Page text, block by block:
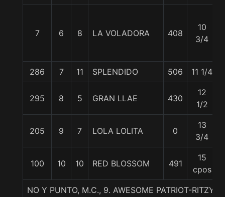
7 6 8 LA VOLADORA 408
10
3/4
286 7 11 SPLENDIDO 506 11 1/4
295 8 5 GRAN LLAE 430
12
1/2
205 9 7 LOLA LOLITA 0
13
3/4
100 10 10 RED BLOSSOM 491
15
cpos
NO Y PUNTO, M.C., 9. AWESOME PATRIOT-RITZY-